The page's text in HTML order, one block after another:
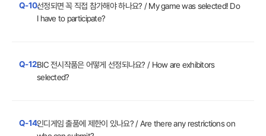
Q-10.선정되면 꼭 직접 참가해야 하나요? / My game was selected! Do
I have to participate?
Q-12.BIC 전시작품은 어떻게 선정되나요? / How are exhibitors
selected?
Q-14.인디게임 출품에 제한이 있나요? / Are there any restrictions on